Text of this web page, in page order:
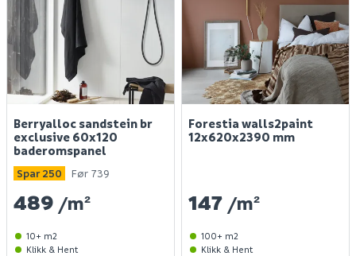
Berryalloc sandstein br
exclusive 60x120
baderomspanel
489 /m²
Spar 250 Før 739
10+ m2
Klikk & Hent
Forestia walls2paint
12x620x2390 mm
147 /m²
100+ m2
Klikk & Hent